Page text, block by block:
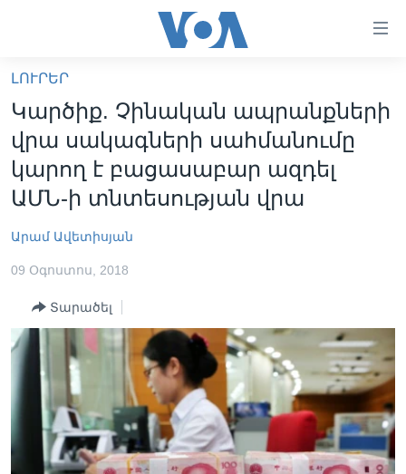
հիմնական
բովանդակությանը
անցնել
հիմնական
բովանդակությանը
հիմնական
ԼՈՒՐԵՐ
ՍՓՅՈՒՌՔ
ՏԵՍԱՆՅՈՒԹԵՐ
ԿԱՊ ՄԵԶ ՀԵՏ
Learning English
ՀԵՏԵՒԵՔ ՄԵԶ
ԼՈՒՐԵՐ
Կարծիք. Չինական ապրանքների
վրա սակագների սահմանումը
կարող է բացասաբար ազդել
ԱՄՆ-ի տնտեսության վրա
Արամ Ավետիսյան
09 Օգոստոս, 2018
Տարածել